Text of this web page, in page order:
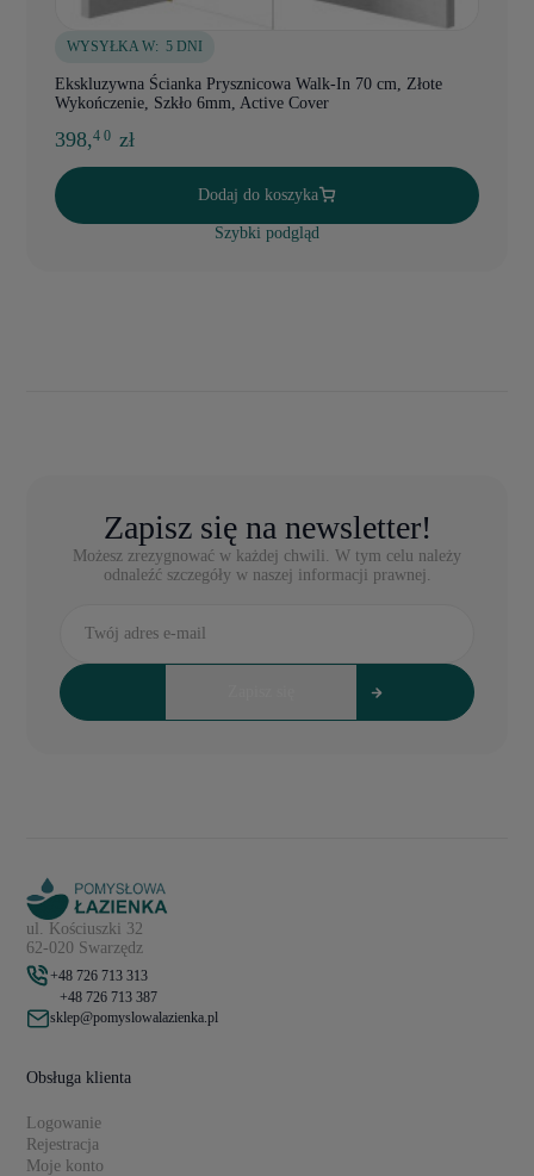
WYSYŁKA W: 5 DNI
Ekskluzywna Ścianka Prysznicowa Walk-In 70 cm, Złote
Wykończenie, Szkło 6mm, Active Cover
398,4 0 zł
Dodaj do koszyka
Szybki podgląd
Zapisz się na newsletter!
Możesz zrezygnować w każdej chwili. W tym celu należy
odnaleźć szczegóły w naszej informacji prawnej.
ul. Kościuszki 32
62-020 Swarzędz
+48 726 713 313
+48 726 713 387
sklep@pomyslowalazienka.pl
Obsługa klienta
Logowanie
Rejestracja
Moje konto